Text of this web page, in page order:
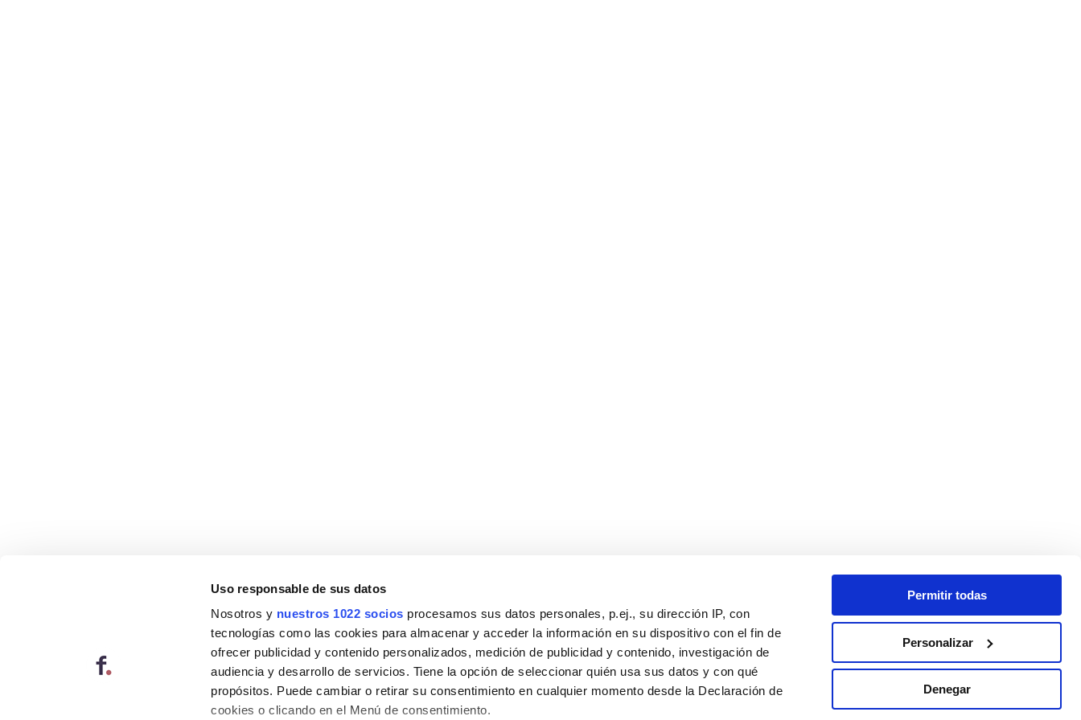
Uso responsable de sus datos
Nosotros y nuestros 1022 socios procesamos sus datos personales, p.ej., su dirección IP, con
tecnologías como las cookies para almacenar y acceder la información en su dispositivo con el fin de
ofrecer publicidad y contenido personalizados, medición de publicidad y contenido, investigación de
audiencia y desarrollo de servicios. Tiene la opción de seleccionar quién usa sus datos y con qué
propósitos. Puede cambiar o retirar su consentimiento en cualquier momento desde la Declaración de
cookies o clicando en el Menú de consentimiento.
Permitir todas
Personalizar
Denegar